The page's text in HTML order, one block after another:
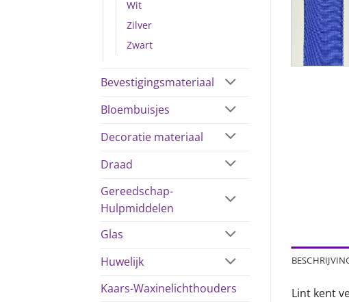
Wit
Zilver
Zwart
Bevestigingsmateriaal
Bloembuisjes
Decoratie materiaal
Draad
Gereedschap-
Hulpmiddelen
Glas
Huwelijk
Kaars-Waxinelichthouders
Lint kent